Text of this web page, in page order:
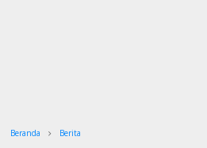
Beranda Berita